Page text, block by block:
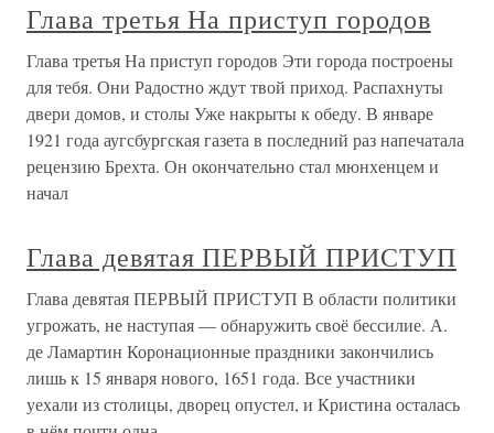
Глава третья На приступ городов
Глава третья На приступ городов Эти города построены
для тебя. Они Радостно ждут твой приход. Распахнуты
двери домов, и столы Уже накрыты к обеду. В январе
1921 года аугсбургская газета в последний раз напечатала
рецензию Брехта. Он окончательно стал мюнхенцем и
начал
Глава девятая ПЕРВЫЙ ПРИСТУП
Глава девятая ПЕРВЫЙ ПРИСТУП В области политики
угрожать, не наступая — обнаружить своё бессилие. А.
де Ламартин Коронационные праздники закончились
лишь к 15 января нового, 1651 года. Все участники
уехали из столицы, дворец опустел, и Кристина осталась